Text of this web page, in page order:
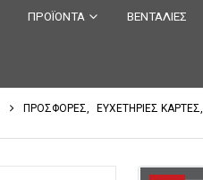
ΠΡΟΪΟΝΤΑ ΒΕΝΤΑΛΙΕΣ
ΠΡΟΣΦΟΡΕΣ, ΕΥΧΕΤΗΡΙΕΣ ΚΑΡΤΕΣ,